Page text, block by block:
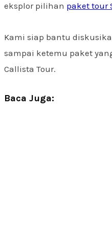
eksplor pilihan paket tour
Kami siap bantu
sampai ketemu paket
Callista Tour.
Baca Juga: